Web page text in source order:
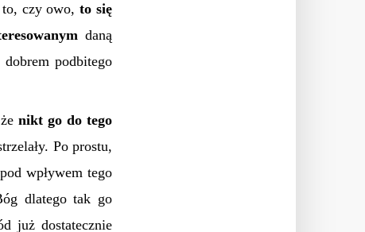
to, czy owo,to się
daną
podbitego
nikt go do tego
Po prostu,
wpływem tego
dlatego tak go
już dostatecznie